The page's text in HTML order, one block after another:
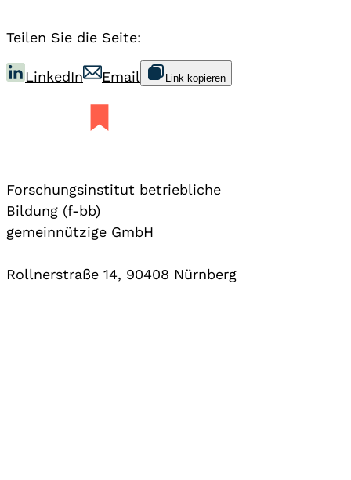
Teilen Sie die Seite:
LinkedIn Email Link kopieren
Forschungsinstitut betriebliche
Bildung (f-bb)
gemeinnützige GmbH
Rollnerstraße 14, 90408 Nürnberg